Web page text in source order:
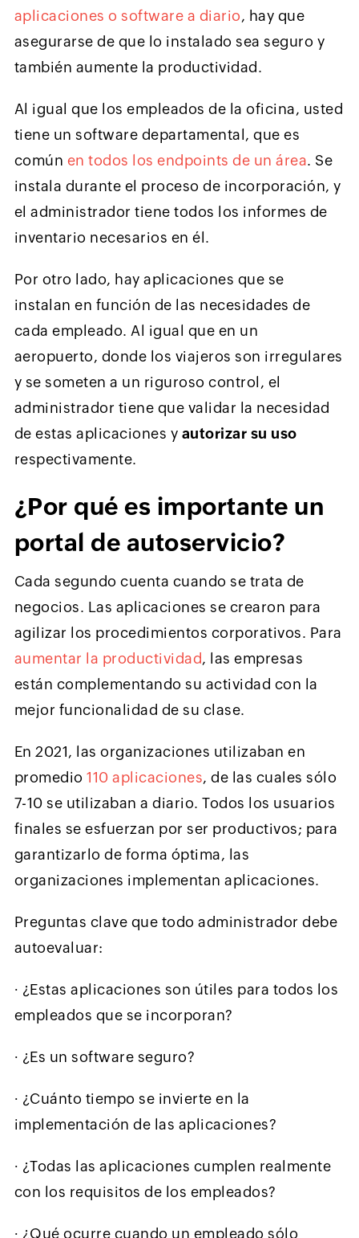
aplicaciones o software a diario, hay que
asegurarse de que lo instalado sea seguro y
también aumente la productividad.
Al igual que los empleados de la oficina, usted
tiene un software departamental, que es
común en todos los endpoints de un área. Se
instala durante el proceso de incorporación, y
el administrador tiene todos los informes de
inventario necesarios en él.
Por otro lado, hay aplicaciones que se
instalan en función de las necesidades de
cada empleado. Al igual que en un
aeropuerto, donde los viajeros son irregulares
y se someten a un riguroso control, el
administrador tiene que validar la necesidad
de estas aplicaciones y autorizar su uso
respectivamente.
¿Por qué es importante un
portal de autoservicio?
Cada segundo cuenta cuando se trata de
negocios. Las aplicaciones se crearon para
agilizar los procedimientos corporativos. Para
aumentar la productividad, las empresas
están complementando su actividad con la
mejor funcionalidad de su clase.
En 2021, las organizaciones utilizaban en
promedio110 aplicaciones, de las cuales sólo
7-10 se utilizaban a diario. Todos los usuarios
finales se esfuerzan por ser productivos; para
garantizarlo de forma óptima, las
organizaciones implementan aplicaciones.
Preguntas clave que todo administrador debe
autoevaluar:
∙ ¿Estas aplicaciones son útiles para todos los
empleados que se incorporan?
∙ ¿Es un software seguro?
∙ ¿Cuánto tiempo se invierte en la
implementación de las aplicaciones?
∙ ¿Todas las aplicaciones cumplen realmente
con los requisitos de los empleados?
∙ ¿Qué ocurre cuando un empleado sólo